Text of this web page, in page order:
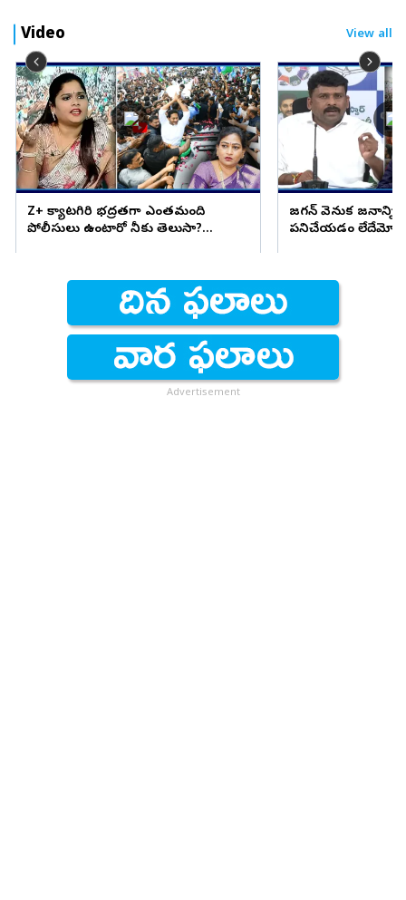
Video View all
Z+ క్యాటగిరి భద్రతగా ఎంతమంది
పోలీసులు ఉంటారో నీకు తెలుసా?
జగన్ వెనుక జనాన్ని
పనిచేయడం లేదేమో..!
Advertisement